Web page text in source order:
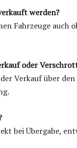
werden?
Fahrzeuge
oder
Verkauf über den
bei Übergabe,